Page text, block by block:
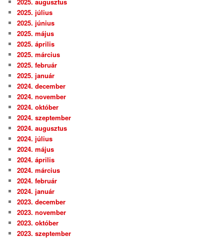
2025. július
2025. június
2025. május
2025. április
2025. március
2025. február
2025. január
2024. december
2024. november
2024. október
2024. szeptember
2024. augusztus
2024. július
2024. május
2024. április
2024. március
2024. február
2024. január
2023. december
2023. november
2023. október
2023. szeptember